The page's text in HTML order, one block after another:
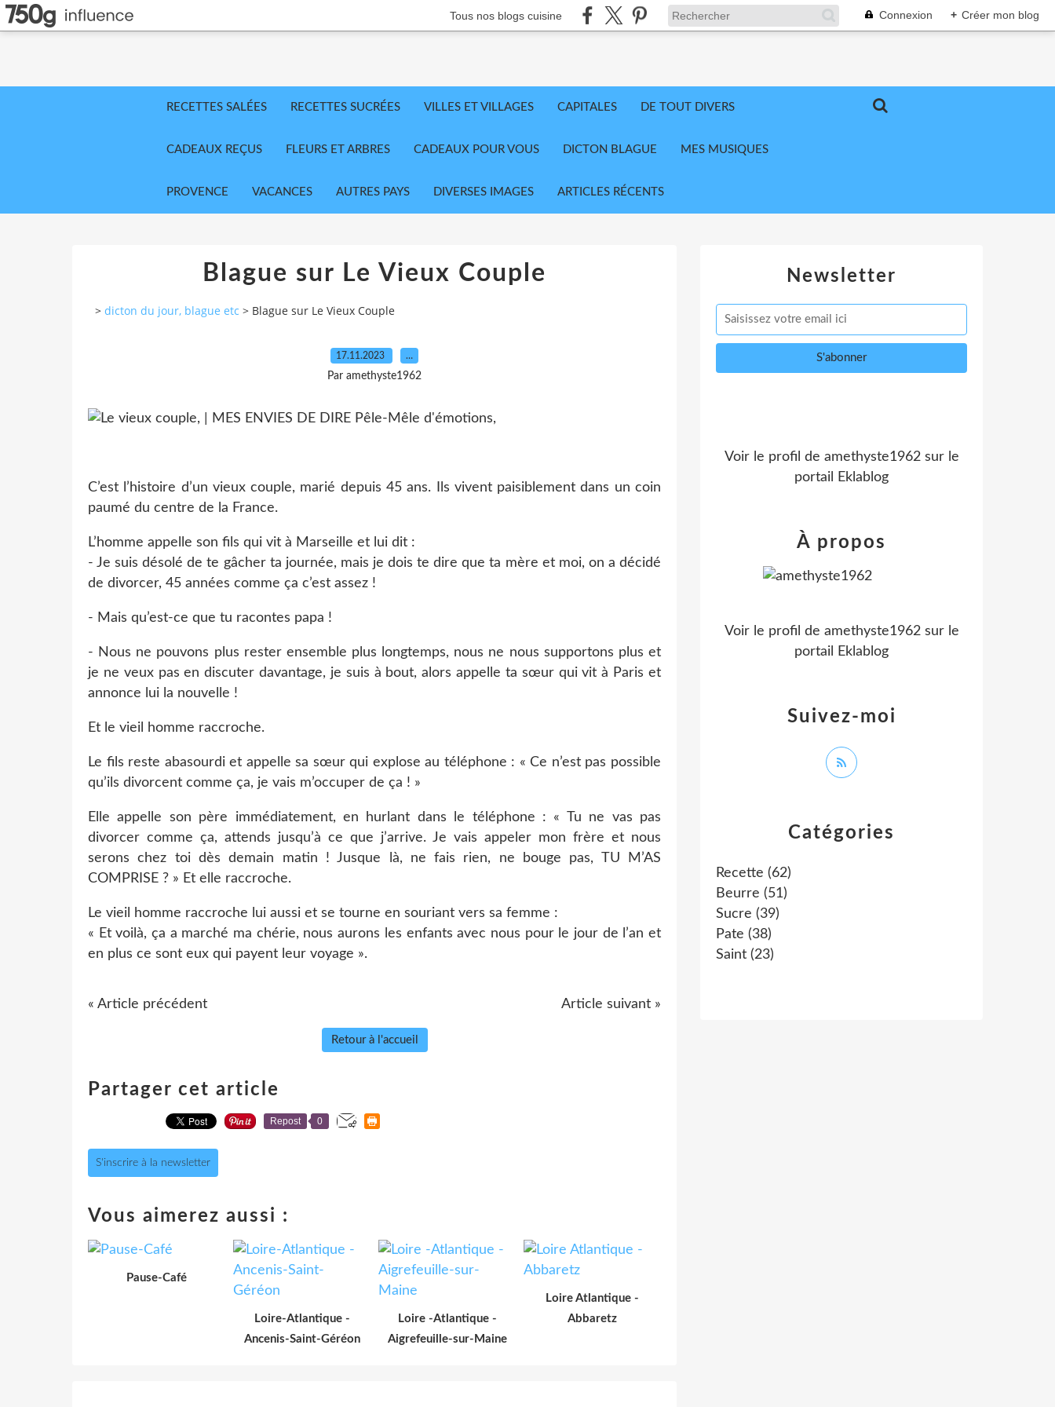
Tous nos blogs cuisine Connexion + Créer mon blog
RECETTES SALÉES RECETTES SUCRÉES VILLES ET VILLAGES CAPITALES DE TOUT DIVERS
CADEAUX REÇUS FLEURS ET ARBRES CADEAUX POUR VOUS DICTON BLAGUE MES MUSIQUES
PROVENCE VACANCES AUTRES PAYS DIVERSES IMAGES ARTICLES RÉCENTS
Blague sur Le Vieux Couple
> dicton du jour, blague etc > Blague sur Le Vieux Couple
17.11.2023 …
Par amethyste1962
C’est l’histoire d’un vieux couple, marié depuis 45 ans. Ils vivent paisiblement dans un coin
paumé du centre de la France.
L’homme appelle son fils qui vit à Marseille et lui dit :
- Je suis désolé de te gâcher ta journée, mais je dois te dire que ta mère et moi, on a décidé
de divorcer, 45 années comme ça c’est assez !
- Mais qu’est-ce que tu racontes papa !
- Nous ne pouvons plus rester ensemble plus longtemps, nous ne nous supportons plus et
je ne veux pas en discuter davantage, je suis à bout, alors appelle ta sœur qui vit à Paris et
annonce lui la nouvelle !
Et le vieil homme raccroche.
Le fils reste abasourdi et appelle sa sœur qui explose au téléphone : « Ce n’est pas possible
qu’ils divorcent comme ça, je vais m’occuper de ça ! »
Elle appelle son père immédiatement, en hurlant dans le téléphone : « Tu ne vas pas
divorcer comme ça, attends jusqu’à ce que j’arrive. Je vais appeler mon frère et nous
serons chez toi dès demain matin ! Jusque là, ne fais rien, ne bouge pas, TU M’AS
COMPRISE ? » Et elle raccroche.
Le vieil homme raccroche lui aussi et se tourne en souriant vers sa femme :
« Et voilà, ça a marché ma chérie, nous aurons les enfants avec nous pour le jour de l’an et
en plus ce sont eux qui payent leur voyage ».
« Article précédent Article suivant »
Retour à l'accueil
Partager cet article
Repost 0
S'inscrire à la newsletter
Vous aimerez aussi :
Pause-Café
Loire-Atlantique -
Ancenis-Saint-Géréon
Loire -Atlantique -
Aigrefeuille-sur-Maine
Loire Atlantique -
Abbaretz
Newsletter
Catégories
Recette (62)
Beurre (51)
Sucre (39)
Pate (38)
Saint (23)
Voir le profil de amethyste1962sur le
portail Eklablog
Suivez-moi
À propos
Voir le profil de amethyste1962sur le
portail Eklablog